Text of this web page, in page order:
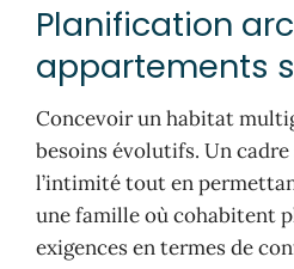
Planification
appartements
Concevoir un habitat
besoins évolutifs. Un
l’intimité tout en
une famille où cohabitent
exigences en termes de